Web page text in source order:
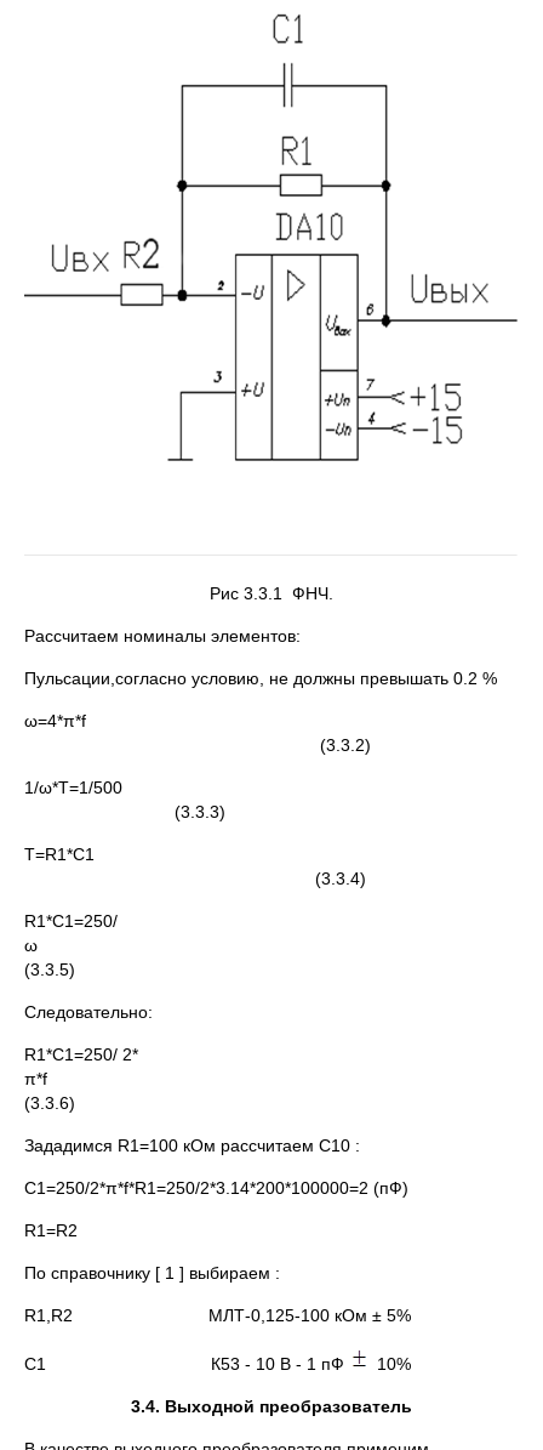
Рис 3.3.1 ФНЧ.
Рассчитаем номиналы элементов:
Пульсации,согласно условию, не должны превышать 0.2 %
ω=4*π*f
(3.3.2)
1/ω*T=1/500
(3.3.3)
Т=R1*C1
(3.3.4)
R1*C1=250/
ω
(3.3.5)
Следовательно:
R1*C1=250/ 2*
π*f
(3.3.6)
Зададимся R1=100 кОм рассчитаем С10 :
C1=250/2*π*f*R1=250/2*3.14*200*100000=2 (пФ)
R1=R2
По справочнику [ 1 ] выбираем :
R1,R2 МЛТ-0,125-100 кОм ± 5%
C1 К53 - 10 В - 1 пФ 10%
3.4. Выходной преобразователь